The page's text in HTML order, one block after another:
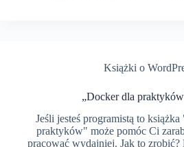
Książki o
„Docker dla
Jeśli jesteś programistą to
praktyków" może pomóc Ci
pracować wydajniej. Jak to zrobić?